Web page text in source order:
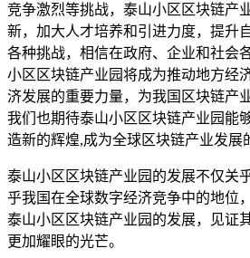
竞争激烈等挑战，泰山小区区块链产
新，加大人才培养和引进力度，提升
各种挑战，相信在政府、企业和社会
小区区块链产业园将成为推动地方经
济发展的重要力量，为我国区块链产
我们也期待泰山小区区块链产业园能
造新的辉煌,成为全球区块链产业发展
泰山小区区块链产业园的发展不仅关
乎我国在全球数字经济竞争中的地位
泰山小区区块链产业园的发展，见证
更加耀眼的光芒。